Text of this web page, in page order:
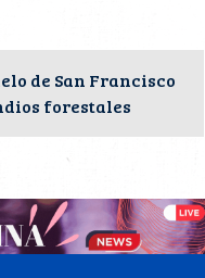
de San Francisco
forestales